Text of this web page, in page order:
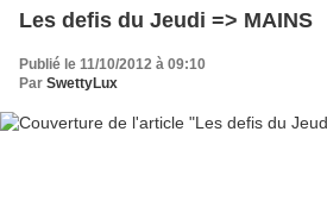
Les defis du Jeudi => MAINS
Publié le 11/10/2012 à 09:10
Par SwettyLux